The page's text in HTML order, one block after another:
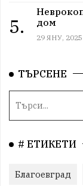
5.
дом
29 ЯНУ, 2025
ТЪРСЕНЕ
# ЕТИКЕТИ
Благоевград